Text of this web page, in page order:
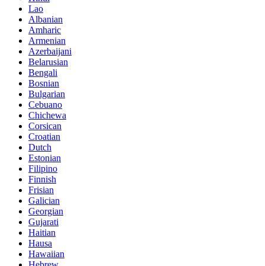
Lao
Albanian
Amharic
Armenian
Azerbaijani
Belarusian
Bengali
Bosnian
Bulgarian
Cebuano
Chichewa
Corsican
Croatian
Dutch
Estonian
Filipino
Finnish
Frisian
Galician
Georgian
Gujarati
Haitian
Hausa
Hawaiian